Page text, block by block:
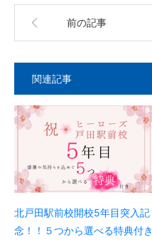
前の記事
関連記事
北戸田駅前校開校5年目突入記
念！！５つから選べる特典付き